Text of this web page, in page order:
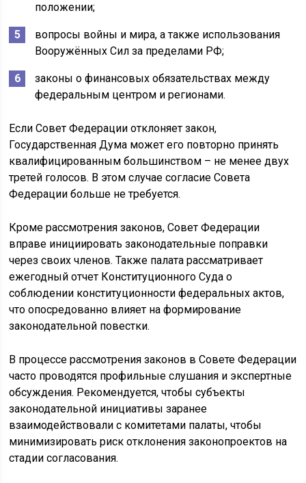
положении;
вопросы войны и мира, а также использования
Вооружённых Сил за пределами РФ;
законы о финансовых обязательствах между
федеральным центром и регионами.
Если Совет Федерации отклоняет закон,
Государственная Дума может его повторно принять
квалифицированным большинством – не менее двух
третей голосов. В этом случае согласие Совета
Федерации больше не требуется.
Кроме рассмотрения законов, Совет Федерации
вправе инициировать законодательные поправки
через своих членов. Также палата рассматривает
ежегодный отчет Конституционного Суда о
соблюдении конституционности федеральных актов,
что опосредованно влияет на формирование
законодательной повестки.
В процессе рассмотрения законов в Совете Федерации
часто проводятся профильные слушания и экспертные
обсуждения. Рекомендуется, чтобы субъекты
законодательной инициативы заранее
взаимодействовали с комитетами палаты, чтобы
минимизировать риск отклонения законопроектов на
стадии согласования.